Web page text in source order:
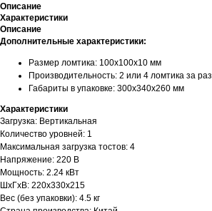
Описание
Характеристики
Описание
Дополнительные характеристики:
Размер ломтика: 100х100х10 мм
Производительность: 2 или 4 ломтика за раз
Габариты в упаковке: 300х340х260 мм
Характеристики
Загрузка: Вертикальная
Количество уровней: 1
Максимальная загрузка тостов: 4
Напряжение: 220 В
Мощность: 2.24 кВт
ШхГхВ: 220х330х215
Вес (без упаковки): 4.5 кг